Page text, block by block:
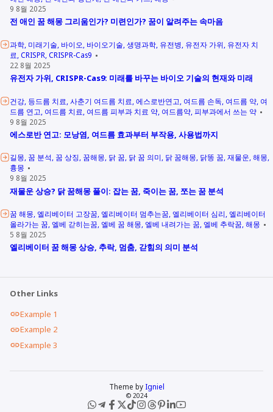
9 8월 2025
전 애인 꿈 해몽 그리움인가? 미련인가? 꿈이 알려주는 속마음
과학 미래기술 바이오 바이오기술 생명과학 유전병 유전자 가위 유전자 치
료 CRISPR CRISPR-Cas9
22 8월 2025
유전자 가위, CRISPR-Cas9: 미래를 바꾸는 바이오 기술의 현재와 미래
건강 등드름 치료 사춘기 여드름 치료 에스로반연고 여드름 손독 여드름 약 여
드름 연고 여드름 치료 여드름 피부과 치료 약 여드름약 피부과에서 쓰는 약
9 8월 2025
에스로반 연고: 모낭염, 여드름 효과부터 부작용, 사용법까지
길몽 꿈 분석 꿈 상징 꿈해몽 닭 꿈 닭 꿈 의미 닭 꿈해몽 닭똥 꿈 재물운 해몽
흉몽
9 8월 2025
재물운 상승? 닭 꿈해몽 풀이: 잡는 꿈, 죽이는 꿈, 쪼는 꿈 분석
꿈 해몽 엘리베이터 고장꿈 엘리베이터 멈추는꿈 엘리베이터 심리 엘리베이터
올라가는 꿈 엘베 갇히는꿈 엘베 꿈 해몽 엘베 내려가는 꿈 엘베 추락꿈 해몽
5 8월 2025
엘리베이터 꿈 해몽 상승, 추락, 멈춤, 갇힘의 의미 분석
Other Links
Example 1
Example 2
Example 3
Theme by Igniel
© 2024